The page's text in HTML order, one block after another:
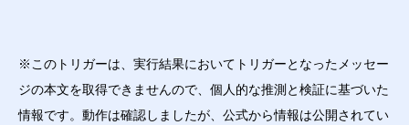
※このトリガーは、実行結果においてトリガーとなったメッセー
ジの本文を取得できませんので、個人的な推測と検証に基づいた
情報です。動作は確認しましたが、公式から情報は公開されてい